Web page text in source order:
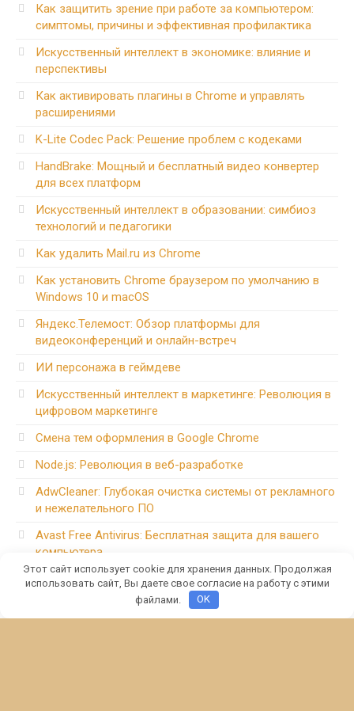
Как защитить зрение при работе за компьютером:
симптомы, причины и эффективная профилактика
Искусственный интеллект в экономике: влияние и
перспективы
Как активировать плагины в Chrome и управлять
расширениями
K-Lite Codec Pack: Решение проблем с кодеками
HandBrake: Мощный и бесплатный видео конвертер
для всех платформ
Искусственный интеллект в образовании: симбиоз
технологий и педагогики
Как удалить Mail.ru из Chrome
Как установить Chrome браузером по умолчанию в
Windows 10 и macOS
Яндекс.Телемост: Обзор платформы для
видеоконференций и онлайн-встреч
ИИ персонажа в геймдеве
Искусственный интеллект в маркетинге: Революция в
цифровом маркетинге
Смена тем оформления в Google Chrome
Node.js: Революция в веб-разработке
AdwCleaner: Глубокая очистка системы от рекламного
и нежелательного ПО
Avast Free Antivirus: Бесплатная защита для вашего
компьютера
Этот сайт использует cookie для хранения данных. Продолжая
использовать сайт, Вы даете свое согласие на работу с этими
файлами.
OK